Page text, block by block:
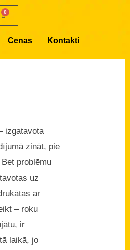
Cenas Kontakti
izgatavota
zināt, pie
problēmu
uz
ar
– roku
ir
laikā, jo